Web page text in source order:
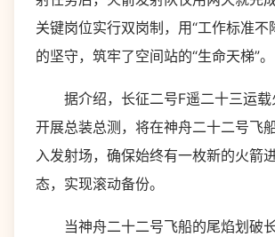
关键岗位实行双岗制，用“工作标准不
的坚守，筑牢了空间站的“生命天梯”。
据介绍，长征二号F遥二十三运载
开展总装总测，将在神舟二十二号飞
入发射场，确保始终有一枚新的火箭
态，实现滚动备份。
当神舟二十二号飞船的尾焰划破